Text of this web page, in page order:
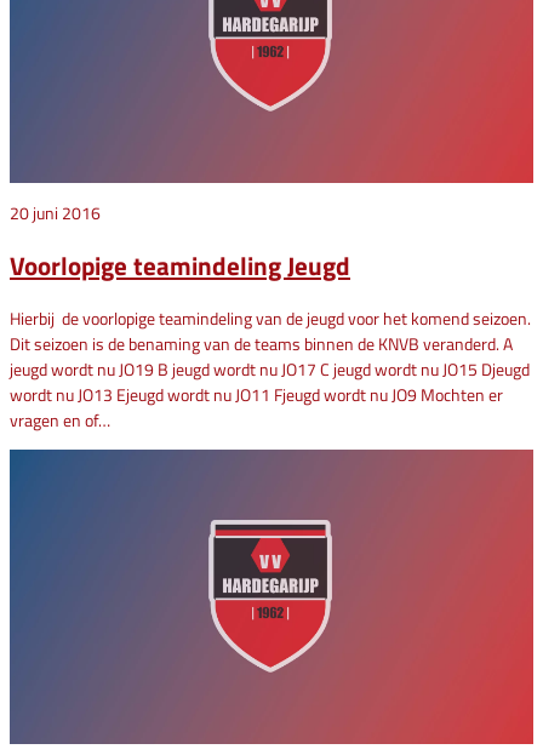
20 juni 2016
Voorlopige teamindeling Jeugd
Hierbij de voorlopige teamindeling van de jeugd voor het komend seizoen.
Dit seizoen is de benaming van de teams binnen de KNVB veranderd. A
jeugd wordt nu JO19 B jeugd wordt nu JO17 C jeugd wordt nu JO15 Djeugd
wordt nu JO13 Ejeugd wordt nu JO11 Fjeugd wordt nu JO9 Mochten er
vragen en of…